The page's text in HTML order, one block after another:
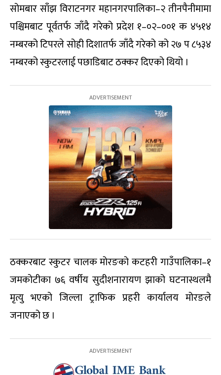
सोमबार साँझ विराटनगर महानगरपालिका–२ तीनपैनीमामा
पश्चिमबाट पूर्वतर्फ जाँदै गरेको प्रदेश १–०२–००१ क ४५१४
नम्बरको टिपरले सोही दिशातर्फ जाँदै गरेको को २७ प ८५३४
नम्बरको स्कुटरलाई पछाडिबाट ठक्कर दिएको थियो ।
ठक्करबाट स्कुटर चालक मोरङको कटहरी गाउँपालिका–१
जमकोटीका ७६ वर्षीय सुदीशनारायण झाको घटनास्थलमै
मृत्यु भएको जिल्ला ट्राफिक प्रहरी कार्यालय मोरङले
जनाएको छ ।